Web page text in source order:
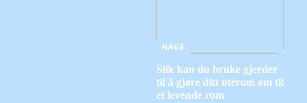
HAGE
Slik kan du bruke gjerder
til å gjøre ditt uterom om til
et levende rom